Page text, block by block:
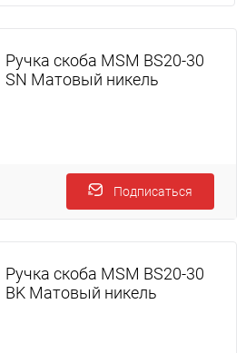
Ручка скоба MSM BS20-30
SN Матовый никель
Подписаться
Ручка скоба MSM BS20-30
BK Матовый никель